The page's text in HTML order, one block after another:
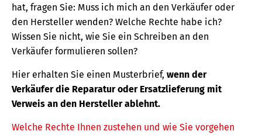
hat, fragen Sie: Muss ich mich an den Verkäufer oder
den Hersteller wenden? Welche Rechte habe ich?
Wissen Sie nicht, wie Sie ein Schreiben an den
Verkäufer formulieren sollen?
Hier erhalten Sie einen Musterbrief, wenn der
Verkäufer die Reparatur oder Ersatzlieferung mit
Verweis an den Hersteller ablehnt.
Welche Rechte Ihnen zustehen und wie Sie vorgehen